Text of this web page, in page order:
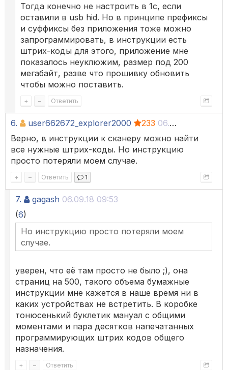
Тогда конечно не настроить в 1с, если
оставили в usb hid. Но в принципе префиксы
и суффиксы без приложения тоже можно
запрограммировать, в инструкции есть
штрих-коды для этого, приложение мне
показалось неуклюжим, размер под 200
мегабайт, разве что прошивку обновить
чтобы можно поставить.
+ – Ответить
6. user662672_explorer2000 233 06.09.18 09:38
Верно, в инструкции к сканеру можно найти
все нужные штрих-коды. Но инструкцию
просто потеряли моем случае.
+ – Ответить 1
7. gagash 06.09.18 09:53
(6)
Но инструкцию просто потеряли моем
случае.
уверен, что её там просто не было ;), она
страниц на 500, такого объема бумажные
инструкции мне кажется в наше время ни в
каких устройствах не встретить. В коробке
тонюсенький буклетик мануал с общими
моментами и пара десятков напечатанных
программирующих штрих кодов общего
назначения.
+ – Ответить